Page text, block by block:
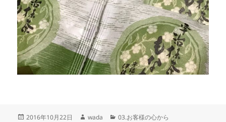
投
2016年10月22日
作
wada
カ
03.お客様の心から